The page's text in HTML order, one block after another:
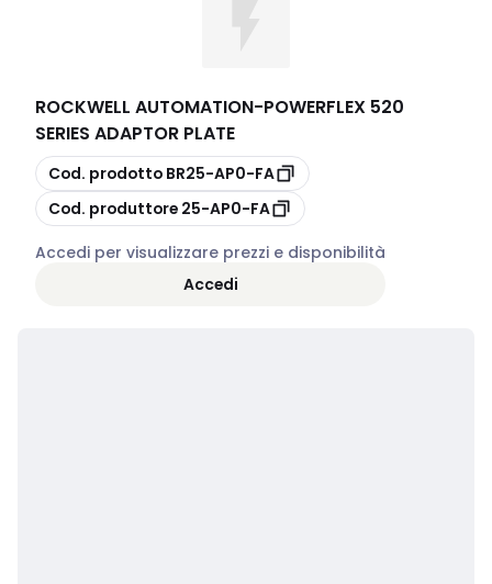
ROCKWELL AUTOMATION-POWERFLEX 520
SERIES ADAPTOR PLATE
copia
Cod. prodotto BR25-AP0-FA
copia
Cod. produttore 25-AP0-FA
Accedi per visualizzare prezzi e disponibilità
Accedi